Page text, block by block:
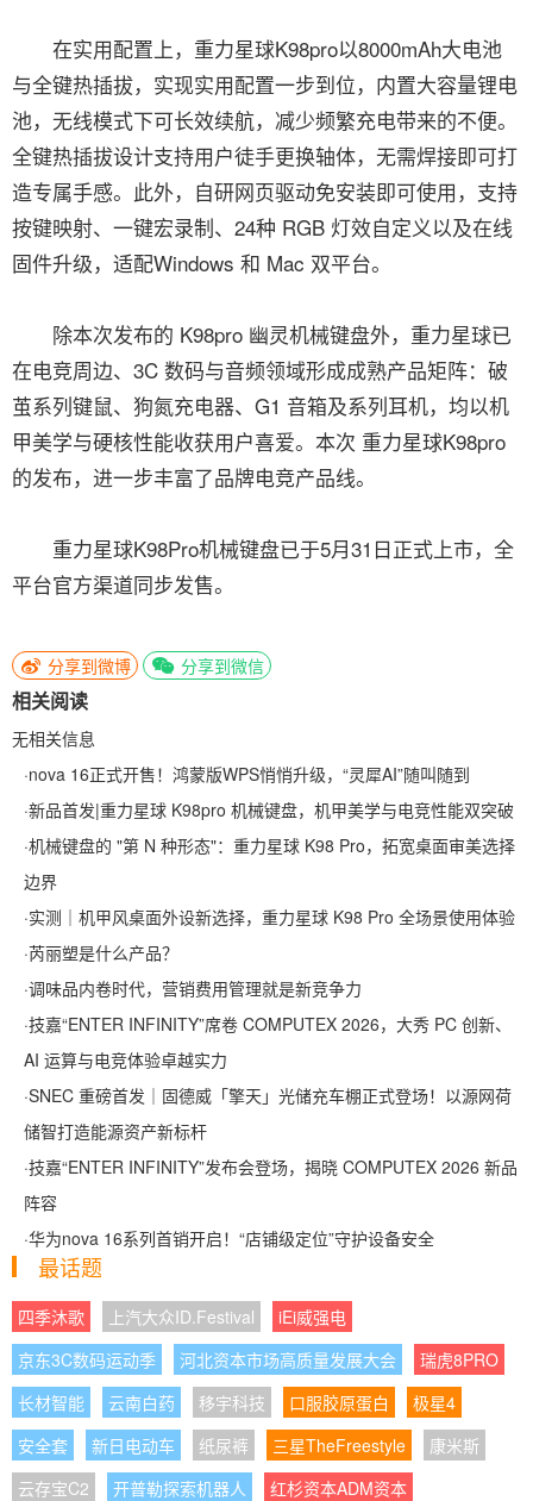
在实用配置上，重力星球K98pro以8000mAh大电池
与全键热插拔，实现实用配置一步到位，内置大容量锂电
池，无线模式下可长效续航，减少频繁充电带来的不便。
全键热插拔设计支持用户徒手更换轴体，无需焊接即可打
造专属手感。此外，自研网页驱动免安装即可使用，支持
按键映射、一键宏录制、24种 RGB 灯效自定义以及在线
固件升级，适配Windows 和 Mac 双平台。
除本次发布的 K98pro 幽灵机械键盘外，重力星球已
在电竞周边、3C 数码与音频领域形成成熟产品矩阵：破
茧系列键鼠、狗氮充电器、G1 音箱及系列耳机，均以机
甲美学与硬核性能收获用户喜爱。本次 重力星球K98pro
的发布，进一步丰富了品牌电竞产品线。
重力星球K98Pro机械键盘已于5月31日正式上市，全
平台官方渠道同步发售。
分享到微博 分享到微信
相关阅读
无相关信息
·nova 16正式开售！鸿蒙版WPS悄悄升级，“灵犀AI”随叫随到
·新品首发|重力星球 K98pro 机械键盘，机甲美学与电竞性能双突破
·机械键盘的 "第 N 种形态"：重力星球 K98 Pro，拓宽桌面审美选择
边界
·实测｜机甲风桌面外设新选择，重力星球 K98 Pro 全场景使用体验
·芮丽塑是什么产品？
·调味品内卷时代，营销费用管理就是新竞争力
·技嘉“ENTER INFINITY”席卷 COMPUTEX 2026，大秀 PC 创新、
AI 运算与电竞体验卓越实力
·SNEC 重磅首发｜固德威「擎天」光储充车棚正式登场！以源网荷
储智打造能源资产新标杆
·技嘉“ENTER INFINITY”发布会登场，揭晓 COMPUTEX 2026 新品
阵容
·华为nova 16系列首销开启！“店铺级定位”守护设备安全
最话题
四季沐歌 上汽大众ID.Festival
iEi威强电
京东3C数码运动季
河北资本市场高质量发展大会
瑞虎8PRO
长材智能
云南白药 移宇科技 口服胶原蛋白
极星4
安全套
新日电动车 纸尿裤 三星TheFreestyle
康米斯
云存宝C2
开普勒探索机器人 红杉资本ADM资本